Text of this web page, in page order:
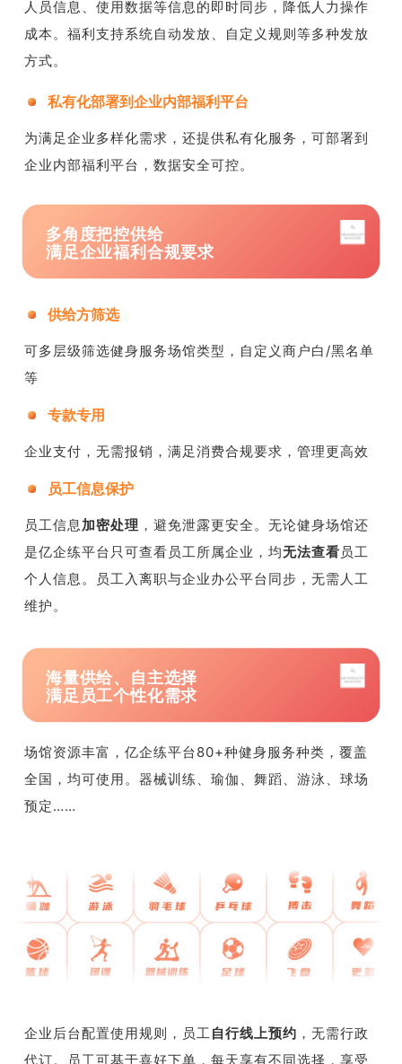
人员信息、使用数据等信息的即时同步，降低人力操作
成本。福利支持系统自动发放、自定义规则等多种发放
方式。
私有化部署到企业内部福利平台
为满足企业多样化需求，还提供私有化服务，可部署到
企业内部福利平台，数据安全可控。
多角度把控供给
满足企业福利合规要求
供给方筛选
可多层级筛选健身服务场馆类型，自定义商户白/黑名单
等
专款专用
企业支付，无需报销，满足消费合规要求，管理更高效
员工信息保护
员工信息加密处理 ，避免泄露更安全。无论健身场馆还
是亿企练平台只可查看员工所属企业，均无法查看 员工
个人信息。员工入离职与企业办公平台同步，无需人工
维护。
海量供给、自主选择
满足员工个性化需求
场馆资源丰富，亿企练平台80+种健身服务种类，覆盖
全国，均可使用。器械训练、瑜伽、舞蹈、游泳、球场
预定……
企业后台配置使用规则，员工自行线上预约 ，无需行政
代订。员工可基于喜好下单，每天享有不同选择，享受